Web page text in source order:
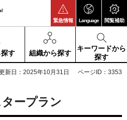
緊急情報 Language 閲覧補助
す 組織から探す
キーワードから
探す
新日：2025年10月31日 ページID：3353
ープラン